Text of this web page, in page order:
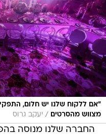
"אם ללקוח שלנו יש חלום,
מצווש מהסרטים
/ יעקב גרוס
החברה שלנו מנוסה